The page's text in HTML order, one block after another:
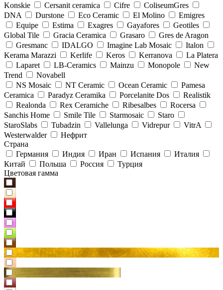
Konskie
Cersanit ceramica Cifre
ColiseumGres
DNA
Durstone Eco Ceramic El Molino
Emigres
Equipe
Estima Exagres Gayafores
Geotiles
Global Tile
Gracia Ceramica Grasaro
Gres de Aragon
Gresmanc
IDALGO Imagine Lab Mosaic
Italon
Kerama Marazzi
Kerlife Keros Kerranova
La Platera
Laparet
LB-Ceramics Mainzu Monopole
New
Trend
Novabell
NS Mosaic
NT Ceramic Ocean Ceramic
Pamesa
Ceramica
Paradyz Сeramika Porcelanite Dos
Realistik
Realonda
Rex Ceramiche Ribesalbes
Rocersa
Sanchis Home
Smile Tile Starmosaic
Staro
StaroSlabs
Tubadzin Vallelunga Vidrepur
VitrA
Westerwalder
Нефрит
Страна
Германия
Индия Иран Испания
Италия
Китай
Польша Россия
Турция
Цветовая гамма